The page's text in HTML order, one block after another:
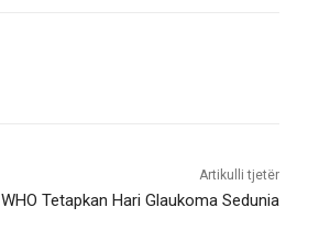
Artikulli tjetër
WHO Tetapkan Hari Glaukoma Sedunia